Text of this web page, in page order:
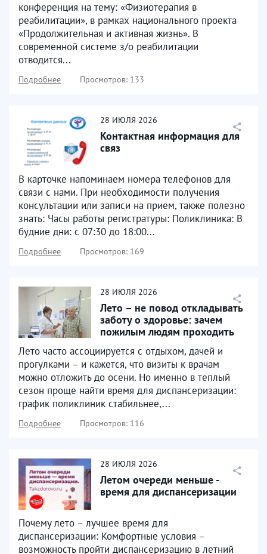
конференция на тему: «Физиотерапия в
реабилитации», в рамках национального проекта
«Продолжительная и активная жизнь». В
современной системе з/о реабилитации
отводится...
Подробнее Просмотров: 133
28 ИЮЛЯ 2026
Контактная информация для
связ
В карточке напоминаем номера телефонов для
связи с нами. При необходимости получения
консультации или записи на прием, также полезно
знать: Часы работы регистратуры: Поликлиника: В
будние дни: с 07:30 до 18:00...
Подробнее Просмотров: 169
28 ИЮЛЯ 2026
Лето – не повод откладывать
заботу о здоровье: зачем
пожилым людям проходить
Лето часто ассоциируется с отдыхом, дачей и
прогулками – и кажется, что визиты к врачам
можно отложить до осени. Но именно в теплый
сезон проще найти время для диспансеризации:
график поликлиник стабильнее,...
Подробнее Просмотров: 116
28 ИЮЛЯ 2026
Летом очереди меньше -
время для диспансеризации
Почему лето – лучшее время для
диспансеризации: Комфортные условия –
возможность пройти диспансеризацию в летний